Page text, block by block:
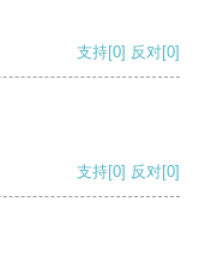
支持[0] 反对[0]
支持[0] 反对[0]